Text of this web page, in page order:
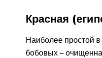
Красная
Наиболее простой
бобовых –